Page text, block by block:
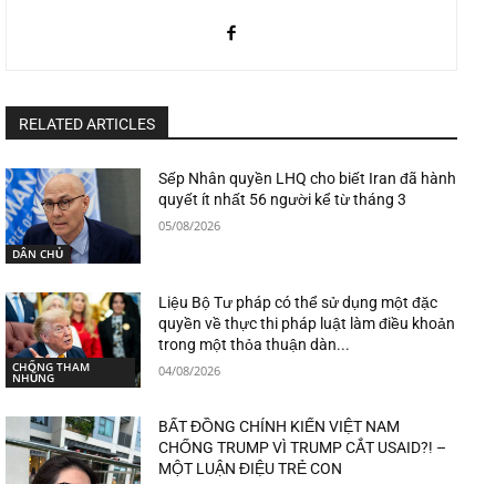
RELATED ARTICLES
DÂN CHỦ
Sếp Nhân quyền LHQ cho biết Iran đã hành
quyết ít nhất 56 người kể từ tháng 3
05/08/2026
CHỐNG THAM
NHŨNG
Liệu Bộ Tư pháp có thể sử dụng một đặc
quyền về thực thi pháp luật làm điều khoản
trong một thỏa thuận dàn...
04/08/2026
BẤT ĐỒNG CHÍNH KIẾN VIỆT NAM
CHỐNG TRUMP VÌ TRUMP CẮT USAID?! –
MỘT LUẬN ĐIỆU TRẺ CON